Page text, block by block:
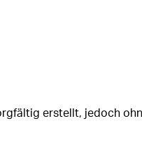
erstellt, jedoch